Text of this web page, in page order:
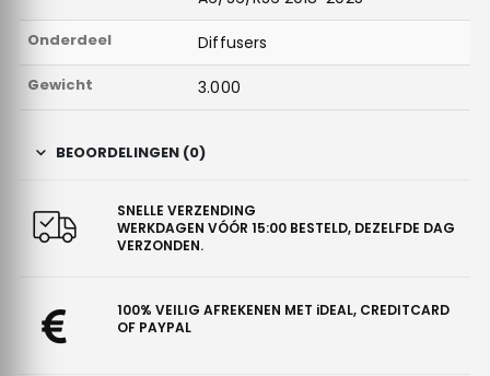
Onderdeel Diffusers
Gewicht 3.000
BEOORDELINGEN (0)
SNELLE VERZENDING
WERKDAGEN VÓÓR 15:00 BESTELD, DEZELFDE DAG
VERZONDEN.
100% VEILIG AFREKENEN MET iDEAL, CREDITCARD
OF PAYPAL